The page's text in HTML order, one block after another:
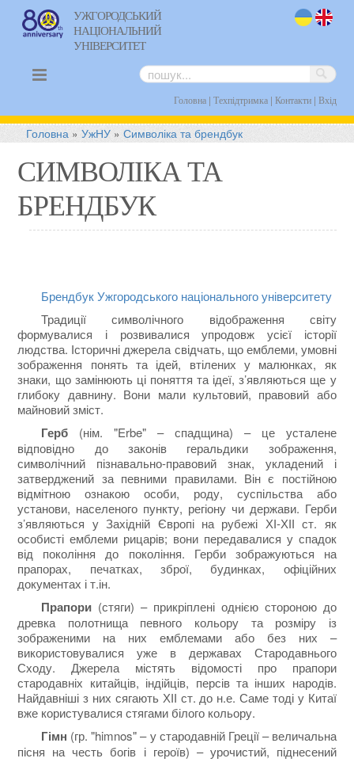
УЖГОРОДСЬКИЙ
НАЦІОНАЛЬНИЙ
УНІВЕРСИТЕТ
Головна| Техпідтримка| Контакти| Вхід
Головна »УжНУ »Символіка та брендбук
СИМВОЛІКА ТА
БРЕНДБУК
Брендбук Ужгородського національного університету
Традиції символічного відображення світу
формувалися і розвивалися упродовж усієї історії
людства. Історичні джерела свідчать, що емблеми, умовні
зображення понять та ідей, втілених у малюнках, як
знаки, що замінюють ці поняття та ідеї, з’являються ще у
глибоку давнину. Вони мали культовий, правовий або
майновий зміст.
Герб (нім. "Erbe" – спадщина) – це усталене
відповідно до законів геральдики зображення,
символічний пізнавально-правовий знак, укладений і
затверджений за певними правилами. Він є постійною
відмітною ознакою особи, роду, суспільства або
установи, населеного пункту, регіону чи держави. Герби
з’являються у Західній Європі на рубежі ХІ-ХІІ ст. як
особисті емблеми рицарів; вони передавалися у спадок
від покоління до покоління. Герби зображуються на
прапорах, печатках, зброї, будинках, офіційних
документах і т.ін.
Прапори (стяги) – прикріплені однією стороною до
древка полотнища певного кольору та розміру із
зображеними на них емблемами або без них –
використовувалися уже в державах Стародавнього
Сходу. Джерела містять відомості про прапори
стародавніх китайців, індійців, персів та інших народів.
Найдавніші з них сягають ХІІ ст. до н.е. Саме тоді у Китаї
вже користувалися стягами білого кольору.
Гімн (гр. "himnos" – у стародавній Греції – величальна
пісня на честь богів і героїв) – урочистий, піднесений